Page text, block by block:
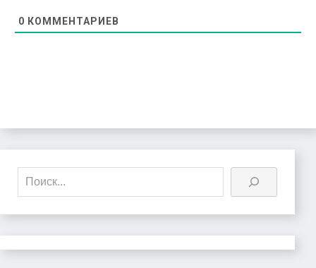
0 КОММЕНТАРИЕВ
Поиск